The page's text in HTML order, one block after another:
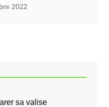
2022
sa valise